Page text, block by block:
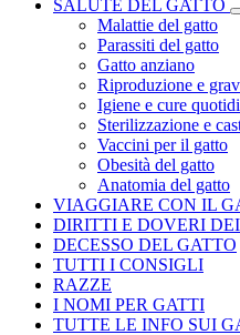
SALUTE DEL GATTO
Malattie del gatto
Parassiti del gatto
Gatto anziano
Riproduzione e
Igiene e cure
Sterilizzazione e
Vaccini per il gatto
Obesità del gatto
Anatomia del gatto
VIAGGIARE CON IL
DIRITTI E DOVERI
DECESSO DEL GATTO
TUTTI I CONSIGLI
RAZZE
I NOMI PER GATTI
TUTTE LE INFO SUI